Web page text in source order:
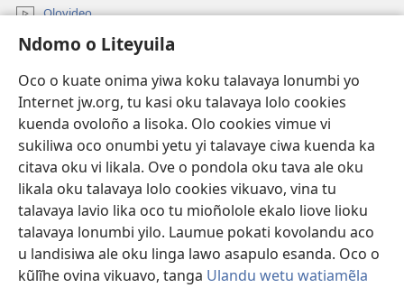
Ndomo o Liteyuila
Oco o kuate onima yiwa koku talavaya lonumbi yo
Internet jw.org, tu kasi oku talavaya lolo cookies
kuenda ovoloño a lisoka. Olo cookies vimue vi
sukiliwa oco onumbi yetu yi talavaye ciwa kuenda ka
citava oku vi likala. Ove o pondola oku tava ale oku
likala oku talavaya lolo cookies vikuavo, vina tu
talavaya lavio lika oco tu mioñolole ekalo liove lioku
talavaya lonumbi yilo. Laumue pokati kovolandu aco
u landisiwa ale oku linga lawo asapulo esanda. Oco o
kũlĩhe ovina vikuavo, tanga Ulandu wetu watiamẽla
Olovideo
Videos with Audio Descriptions
Sandiliya
Ekuatiso
Olombanjaile
(yikula
onjanela
yokaliye)OCISELEKO CALIVULU VO INTERNET Colombangi Via
Yehova™
(yikula
onjanela
yokaliye)JW Hub
(yikula
onjanela